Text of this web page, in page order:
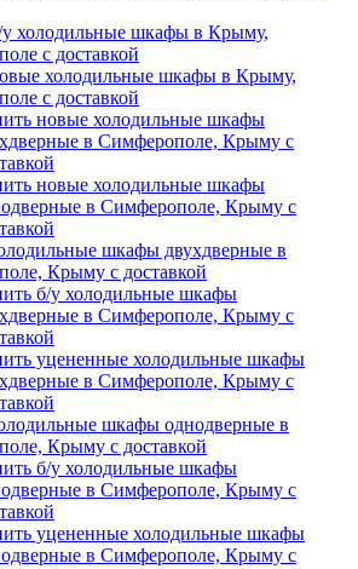
холодильные шкафы в Крыму,
с доставкой
холодильные шкафы в Крыму,
с доставкой
новые холодильные шкафы
в Симферополе, Крыму с
новые холодильные шкафы
в Симферополе, Крыму с
шкафы двухдверные в
Крыму с доставкой
б/у холодильные шкафы
в Симферополе, Крыму с
уцененные холодильные шкафы
в Симферополе, Крыму с
шкафы однодверные в
Крыму с доставкой
б/у холодильные шкафы
в Симферополе, Крыму с
уцененные холодильные шкафы
в Симферополе, Крыму с